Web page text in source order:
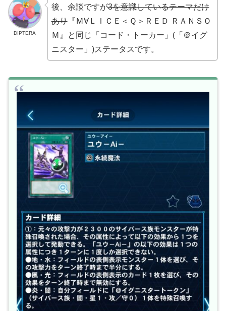
DIPTERA
後、余談ですが3を意識しているテーマだけ
あり『Ｍ∀ＬＩＣＥ＜Ｑ＞ＲＥＤ ＲＡＮＳＯ
Ｍ』と同じ「コード・トーカー」(「＠イグ
ニスター」)ステータスです。